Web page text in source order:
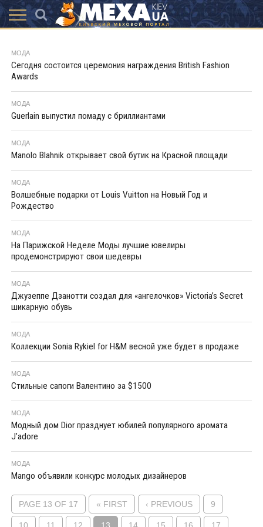
АКЦІЇ
ВИСТАВКИ
ПОСЛУГИ
МАГАЗИНИ
ХУТРЯНА
МОДА
НОВИНИ
КОНТАКТИ
АКСЕССУАРИ
МОДА
Сегодня состоится церемония награждения British Fashion
Awards
МОДА
Guerlain выпустил помаду с бриллиантами
МОДА
Manolo Blahnik открывает свой бутик на Красной площади
МОДА
Волшебные подарки от Louis Vuitton на Новый Год и
Рождество
МОДА
На Парижской Неделе Моды лучшие ювелиры
продемонстрируют свои шедевры
МОДА
Джузеппе Дзанотти создал для «ангелочков» Victoria’s Secret
шикарную обувь
МОДА
Коллекции Sonia Rykiel for H&M весной уже будет в продаже
МОДА
Стильные сапоги Валентино за $1500
МОДА
Модный дом Dior празднует юбилей популярного аромата
J’adore
МОДА
Mango объявили конкурс молодых дизайнеров
PAGE 13 OF 17 « FIRST ‹ PREVIOUS 9